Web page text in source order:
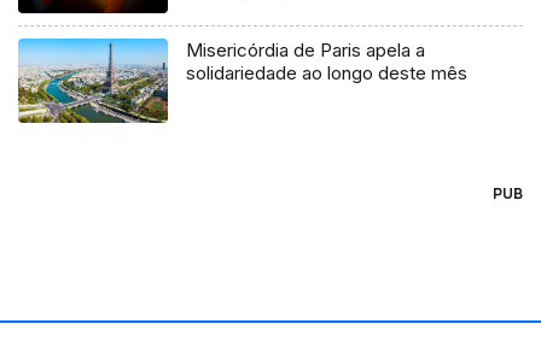
Misericórdia de Paris apela a
solidariedade ao longo deste mês
PUB